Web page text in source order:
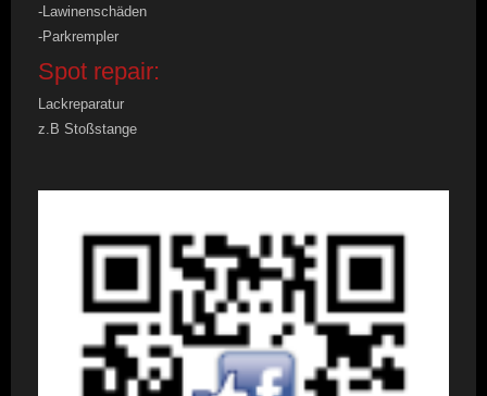
-Lawinenschäden
-Parkrempler
Spot repair:
Lackreparatur
z.B Stoßstange